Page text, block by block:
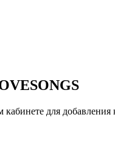
кабинете для добавления